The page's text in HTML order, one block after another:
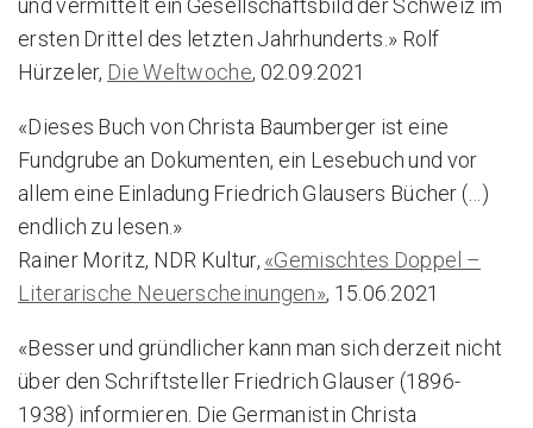
und vermittelt ein Gesellschaftsbild der Schweiz im
ersten Drittel des letzten Jahrhunderts.» Rolf
Hürzeler, Die Weltwoche, 02.09.2021
«Dieses Buch von Christa Baumberger ist eine
Fundgrube an Dokumenten, ein Lesebuch und vor
allem eine Einladung Friedrich Glausers Bücher (…)
endlich zu lesen.»
Rainer Moritz, NDR Kultur, «Gemischtes Doppel –
Literarische Neuerscheinungen», 15.06.2021
«Besser und gründlicher kann man sich derzeit nicht
über den Schriftsteller Friedrich Glauser (1896-
1938) informieren. Die Germanistin Christa